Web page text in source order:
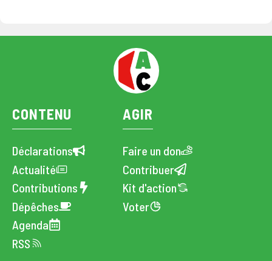
CONTENU
Déclarations
Actualité
Contributions
Dépêches
Agenda
RSS
AGIR
Faire un don
Contribuer
Kit d'action
Voter